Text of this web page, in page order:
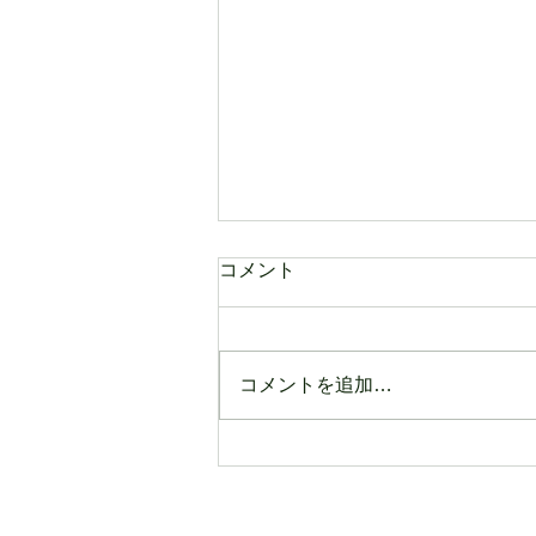
全国旅行支援について
コメント
コメントを追加…